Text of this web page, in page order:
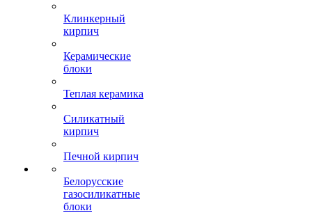
Клинкерный
кирпич
Керамические
блоки
Теплая керамика
Силикатный
кирпич
Печной кирпич
Белорусские
газосиликатные
блоки